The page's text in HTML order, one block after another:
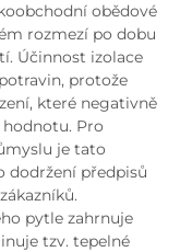
obědové
rozmezí po dobu
Účinnost izolace
protože
které negativně
Pro
je tato
dodržení předpisů
pytle zahrnuje
tzv. tepelné